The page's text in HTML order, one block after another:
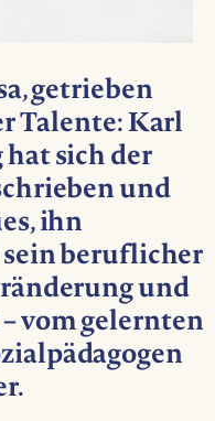
getrieben
Talente: Karl
sich der
und
ihn
sein beruflicher
und
vom gelernten